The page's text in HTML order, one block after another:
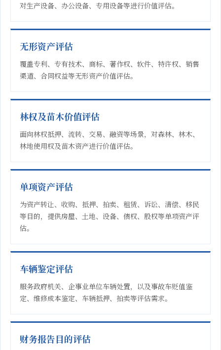
对生产设备、办公设备、专用设备等进行价值评估。
无形资产评估
覆盖专利、专有技术、商标、著作权、软件、特许权、销售
渠道、合同权益等无形资产价值评估。
林权及苗木价值评估
面向林权抵押、流转、交易、融资等场景，对森林、林木、
林地使用权及苗木资产进行价值评估。
单项资产评估
为资产转让、收购、抵押、拍卖、租赁、诉讼、清偿、移民
等目的，提供房屋、土地、设备、债权、股权等单项资产评
估。
车辆鉴定评估
服务政府机关、企事业单位车辆处置，以及事故车贬值鉴
定、维修成本鉴定、车辆抵押、拍卖等评估需求。
财务报告目的评估